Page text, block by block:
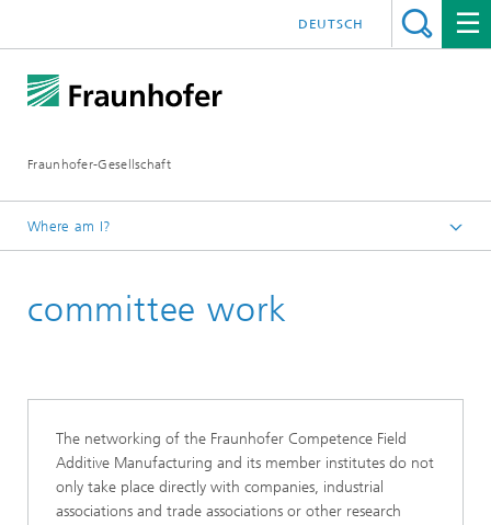
Fraunhofer-Gesellschaft
DEUTSCH
Where am I?
committee work
The networking of the Fraunhofer Competence Field
Additive Manufacturing and its member institutes do not
only take place directly with companies, industrial
associations and trade associations or other research